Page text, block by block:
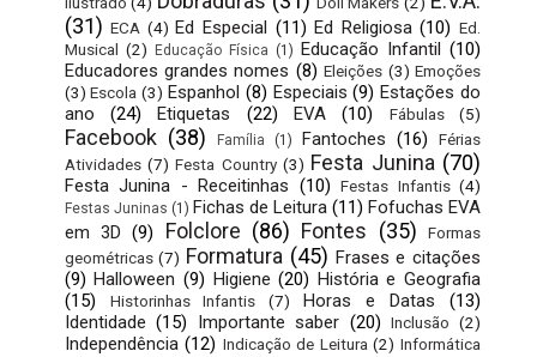
(31) ECA (4) Ed Especial (11) Ed Religiosa (10) Ed.
Musical (2) Educação Física (1) Educação Infantil
(10)
Educadores grandes nomes (8) Eleições (3) Emoções
(3) Escola (3) Espanhol (8) Especiais (9) Estações do
ano
(24) Etiquetas (22) EVA (10) Fábulas (5)
Facebook (38) Família (1) Fantoches (16)
Férias
Atividades (7) Festa Country (3) Festa Junina (70)
Festa Junina - Receitinhas (10) Festas Infantis (4)
Festas Juninas (1) Fichas de Leitura (11) Fofuchas EVA
em 3D (9) Folclore (86) Fontes (35)
Formas
geométricas (7) Formatura (45) Frases e citações
(9) Halloween (9) Higiene (20) História e Geografia
(15)
Historinhas Infantis (7) Horas e Datas
(13)
Identidade (15) Importante saber (20) Inclusão (2)
Independência (12) Indicação de Leitura (2) Informática